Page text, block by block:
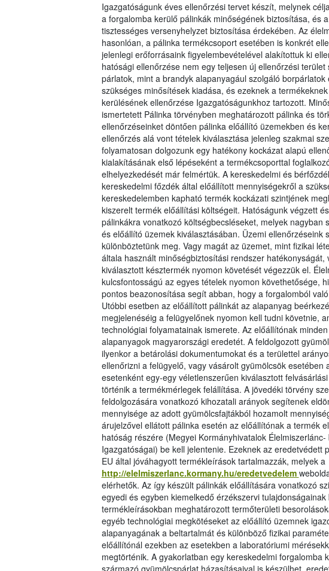
Igazgatóságunk éves ellenőrzési tervet készít, melynek
a forgalomba kerülő pálinkák minőségének biztosítása, és
tisztességes versenyhelyzet biztosítása érdekében. Az
hasonlóan, a pálinka termékcsoport esetében is konkrét
jelenlegi erőforrásaink figyelembevételével alakítottuk ki
hatósági ellenőrzése nem egy teljesen új ellenőrzési
párlatok, mint a brandyk alapanyagául szolgáló
szükséges minősítések kiadása, és ezeknek a
kerülésének ellenőrzése Igazgatóságunkhoz tartozott.
ismertetett Pálinka törvényben meghatározott pálinka és
ellenőrzéseinket döntően pálinka előállító üzemekben és
ellenőrzés alá vont tételek kiválasztása jelenleg szakmai
folyamatosan dolgozunk egy hatékony kockázat alapú
kialakításának első lépéseként a termékcsoporttal
elhelyezkedését már felmértük. A kereskedelmi és
kereskedelmi főzdék által előállított mennyiségekről a
kereskedelemben kapható termék kockázati szintjének
kiszerelt termék előállítási költségeit. Hatóságunk végzett
pálinkákra vonatkozó költségbecsléseket, melyek
és előállító üzemek kiválasztásában. Üzemi
különböztetünk meg. Vagy magát az üzemet, mint fizikai
általa használt minőségbiztosítási rendszer
kiválasztott késztermék nyomon követését végezzük el.
kulcsfontosságú az egyes tételek nyomon követhetősége,
pontos beazonosítása segít abban, hogy a forgalomból
Utóbbi esetben az előállított pálinkát az alapanyag
megjelenéséig a felügyelőnek nyomon kell tudni követnie,
technológiai folyamatainak ismerete. Az előállítónak
alapanyagok magyarországi eredetét. A feldolgozott
ilyenkor a betárolási dokumentumokat és a területtel
ellenőrizni a felügyelő, vagy vásárolt gyümölcsök esetében
esetenként egy-egy véletlenszerűen kiválasztott
történik a termékmérlegek felállítása. A jövedéki törvény
feldolgozására vonatkozó kihozatali arányok segítenek
mennyisége az adott gyümölcsfajtákból hozamolt
árujelzővel ellátott pálinka esetén az előállítónak a termék
hatóság részére (Megyei Kormányhivatalok
Igazgatóságai) be kell jelentenie. Ezeknek az eredetvédett
EU által jóváhagyott termékleírások tartalmazzák, melyek a
http://elelmiszerlanc.kormany.hu/eredetvedelem
elérhetők. Az így készült pálinkák előállítására vonatkozó
egyedi és egyben kiemelkedő érzékszervi
termékleírásokban meghatározott termőterületi
egyéb technológiai megkötéseket az előállító üzemnek
alapanyagának a beltartalmát és különböző fizikai
előállítónál ezekben az esetekben a laboratóriumi
megtörténik. A gyakorlatban egy kereskedelmi forgalomba